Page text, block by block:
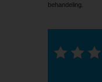
behandeling.